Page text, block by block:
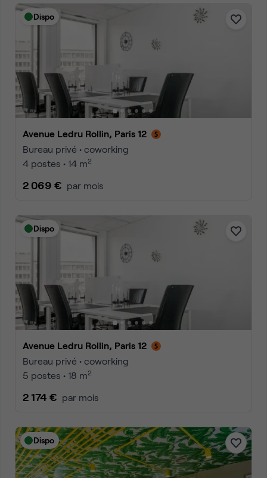
Dispo
Avenue Ledru Rollin, Paris 12
Bureau privé • coworking
4 postes • 14 m2
2 069 € par mois
Dispo
Avenue Ledru Rollin, Paris 12
Bureau privé • coworking
5 postes • 18 m2
2 174 € par mois
Dispo